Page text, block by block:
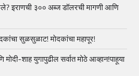
इराणची ३०० अब्ज डॉलरची मागणी आणि
सुळसुळाट! मोदकांचा महापूर!
शाह युगापुढील सर्वात मोठे आव्हान!पाहूया